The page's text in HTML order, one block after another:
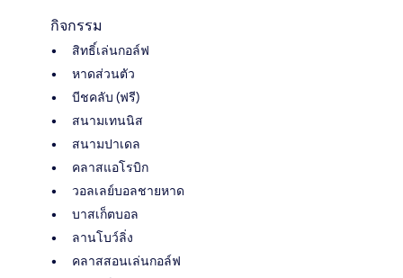
กิจกรรม
สิทธิ์เล่นกอล์ฟ
หาดส่วนตัว
บีชคลับ (ฟรี)
สนามเทนนิส
สนามปาเดล
คลาสแอโรบิก
วอลเลย์บอลชายหาด
บาสเก็ตบอล
ลานโบว์ลิ่ง
คลาสสอนเล่นกอล์ฟ